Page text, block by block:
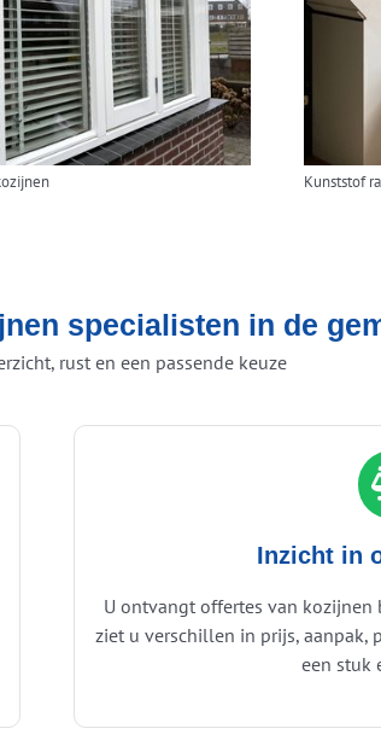
Kunststof
specialisten in de
rust en een passende keuze
Inzicht in
U ontvangt offertes van
ziet u verschillen in prijs, aanpak,
een stuk